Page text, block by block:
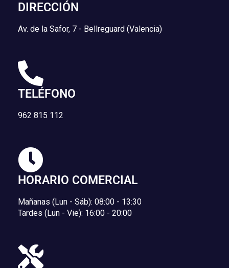
DIRECCIÓN
Av. de la Safor, 7 - Bellreguard (Valencia)
TELÉFONO
962 815 112
HORARIO COMERCIAL
Mañanas (Lun - Sáb): 08:00 - 13:30
Tardes (Lun - Vie): 16:00 - 20:00